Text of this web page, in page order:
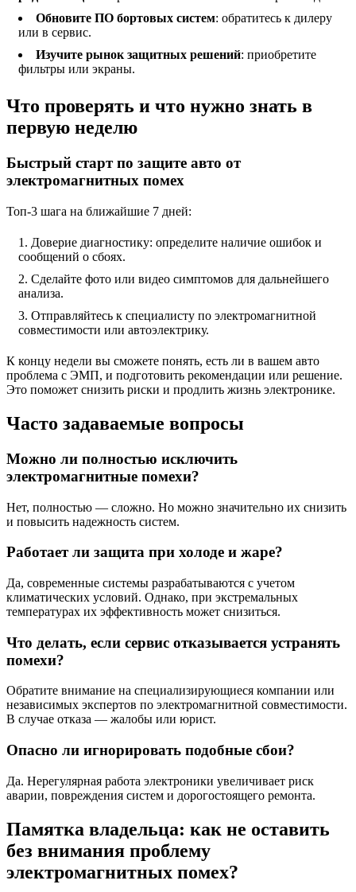
Обновите ПО бортовых систем: обратитесь к дилеру
или в сервис.
Изучите рынок защитных решений: приобретите
фильтры или экраны.
Что проверять и что нужно знать в
первую неделю
Быстрый старт по защите авто от
электромагнитных помех
Топ-3 шага на ближайшие 7 дней:
Доверие диагностику: определите наличие ошибок и
сообщений о сбоях.
Сделайте фото или видео симптомов для дальнейшего
анализа.
Отправляйтесь к специалисту по электромагнитной
совместимости или автоэлектрику.
К концу недели вы сможете понять, есть ли в вашем авто
проблема с ЭМП, и подготовить рекомендации или решение.
Это поможет снизить риски и продлить жизнь электронике.
Часто задаваемые вопросы
Можно ли полностью исключить
электромагнитные помехи?
Нет, полностью — сложно. Но можно значительно их снизить
и повысить надежность систем.
Работает ли защита при холоде и жаре?
Да, современные системы разрабатываются с учетом
климатических условий. Однако, при экстремальных
температурах их эффективность может снизиться.
Что делать, если сервис отказывается устранять
помехи?
Обратите внимание на специализирующиеся компании или
независимых экспертов по электромагнитной совместимости.
В случае отказа — жалобы или юрист.
Опасно ли игнорировать подобные сбои?
Да. Нерегулярная работа электроники увеличивает риск
аварии, повреждения систем и дорогостоящего ремонта.
Памятка владельца: как не оставить
без внимания проблему
электромагнитных помех?